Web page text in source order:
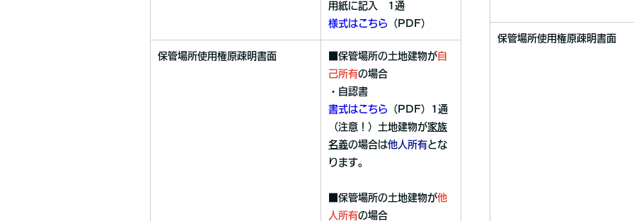
用紙に記入 1通
様式はこちら （PDF）
保管場所使用権原疎明書面 ■保管場所の土地建物が自
己所有の場合
・自認書
書式はこちら （PDF）1通
（注意！）土地建物が家族
名義の場合は他人所有とな
ります。
■保管場所の土地建物が他
人所有の場合
保管場所使用権原疎明書面